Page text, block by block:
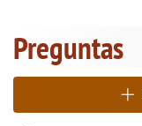
Preguntas